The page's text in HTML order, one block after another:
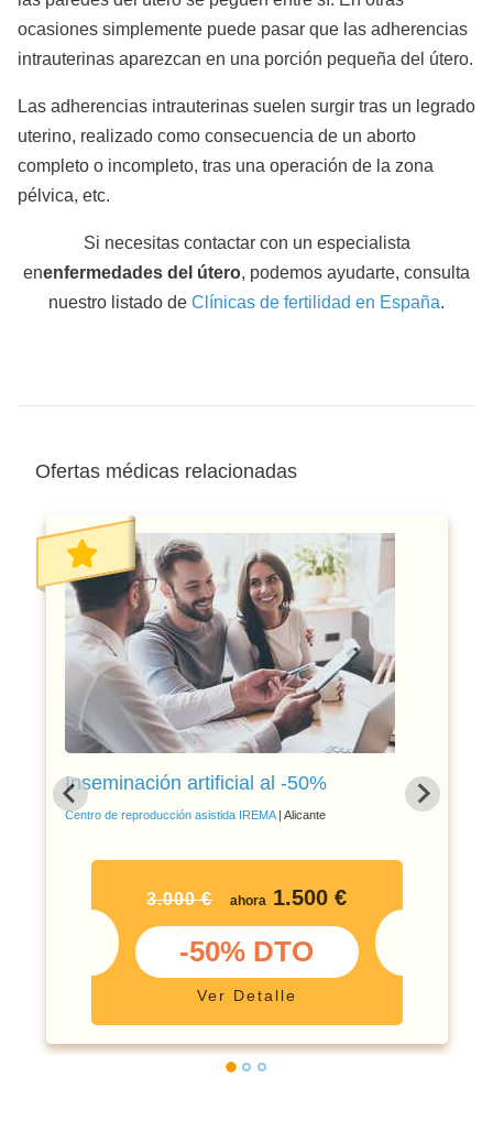
ocasiones simplemente puede pasar que las adherencias
intrauterinas aparezcan en una porción pequeña del útero.
Las adherencias intrauterinas suelen surgir tras un legrado
uterino, realizado como consecuencia de un aborto
completo o incompleto, tras una operación de la zona
pélvica, etc.
Si necesitas contactar con un especialista
enenfermedades del útero, podemos ayudarte, consulta
nuestro listado de Clínicas de fertilidad en España.
Ofertas médicas relacionadas
Inseminación artificial al -50%
Centro de reproducción asistida IREMA| Alicante
3.000 € ahora 1.500 €
-50% DTO
Ver Detalle